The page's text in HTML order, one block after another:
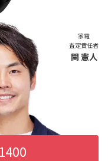
家電
査定責任者
関 憲人